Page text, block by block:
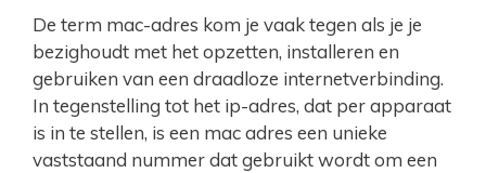
De term mac-adres kom je vaak tegen als je je
bezighoudt met het opzetten, installeren en
gebruiken van een draadloze internetverbinding.
In tegenstelling tot het ip-adres, dat per apparaat
is in te stellen, is een mac adres een unieke
vaststaand nummer dat gebruikt wordt om een